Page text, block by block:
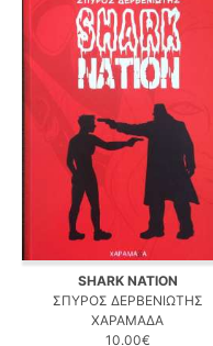
SHARK NATION
ΣΠΥΡΟΣ ΔΕΡΒΕΝΙΩΤΗΣ
ΧΑΡΑΜΑΔΑ
10.00€